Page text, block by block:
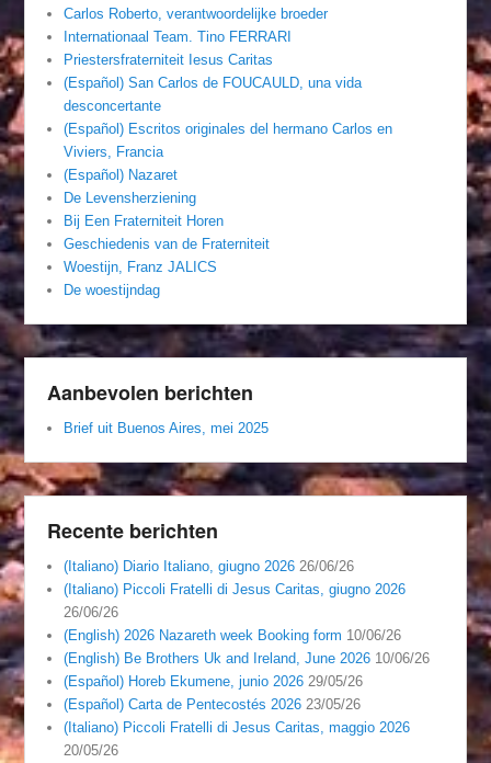
Carlos Roberto, verantwoordelijke broeder
Internationaal Team. Tino FERRARI
Priestersfraterniteit Iesus Caritas
(Español) San Carlos de FOUCAULD, una vida
desconcertante
(Español) Escritos originales del hermano Carlos en
Viviers, Francia
(Español) Nazaret
De Levensherziening
Bij Een Fraterniteit Horen
Geschiedenis van de Fraterniteit
Woestijn, Franz JALICS
De woestijndag
Aanbevolen berichten
Brief uit Buenos Aires, mei 2025
Recente berichten
(Italiano) Diario Italiano, giugno 2026 26/06/26
(Italiano) Piccoli Fratelli di Jesus Caritas, giugno 2026
26/06/26
(English) 2026 Nazareth week Booking form 10/06/26
(English) Be Brothers Uk and Ireland, June 2026 10/06/26
(Español) Horeb Ekumene, junio 2026 29/05/26
(Español) Carta de Pentecostés 2026 23/05/26
(Italiano) Piccoli Fratelli di Jesus Caritas, maggio 2026
20/05/26